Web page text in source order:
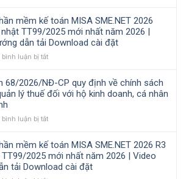
thuế
GTGT
mới
nhất
2026
các
quy
định
quan
mềm
MISA
là
giải
pháp
tài
chính
kế
được
nhiều
doanh
nghiệp
mềm kế toán MISA SME.NET 2026
nhật TT99/2025 mới nhất năm 2026 |
dẫn tải Download cài đặt
luận bị tắtở
Phần
mềm
toán
SME.NET
2026
R4.1
cập
68/2026/NĐ-CP quy định về chính sách
lý thuế đối với hộ kinh doanh, cá nhân
luận bị tắtở
định
68/2026/NĐ-
CP
quy
mềm kế toán MISA SME.NET 2026 R3
2025 mới nhất năm 2026 | Video
tải Download cài đặt